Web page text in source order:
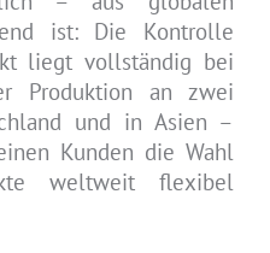
ist: Die Kontrolle
liegt vollständig bei
Produktion an zwei
und in Asien –
Kunden die Wahl
weltweit flexibel